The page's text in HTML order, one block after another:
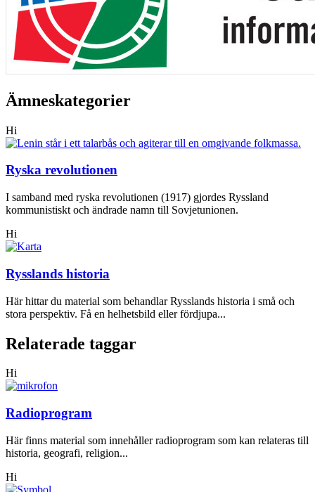
Ämneskategorier
Hi
Ryska revolutionen
I samband med ryska revolutionen (1917) gjordes Ryssland
kommunistiskt och ändrade namn till Sovjetunionen.
Hi
Rysslands historia
Här hittar du material som behandlar Rysslands historia i små och
stora perspektiv. Få en helhetsbild eller fördjupa...
Relaterade taggar
Hi
Radioprogram
Här finns material som innehåller radioprogram som kan relateras till
historia, geografi, religion...
Hi